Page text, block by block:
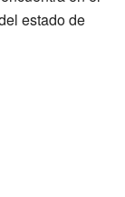
estado de